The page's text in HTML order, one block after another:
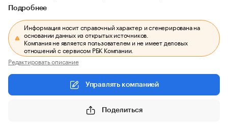
Подробнее
Информация носит справочный характер и сгенерирована на
основании данных из открытых источников.
Компания не является пользователем и не имеет деловых
отношений с сервисом РБК Компании.
Редактировать описание
Управлять компанией
Поделиться